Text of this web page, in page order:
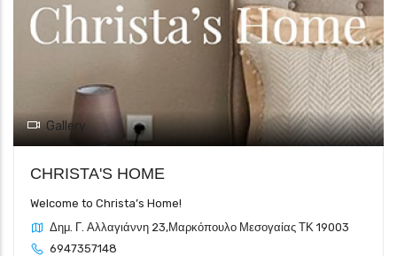
Gallery
CHRISTA'S HOME
Welcome to Christa’s Home!
Δημ. Γ. Αλλαγιάννη 23,Μαρκόπουλο Μεσογαίας ΤΚ 19003
6947357148